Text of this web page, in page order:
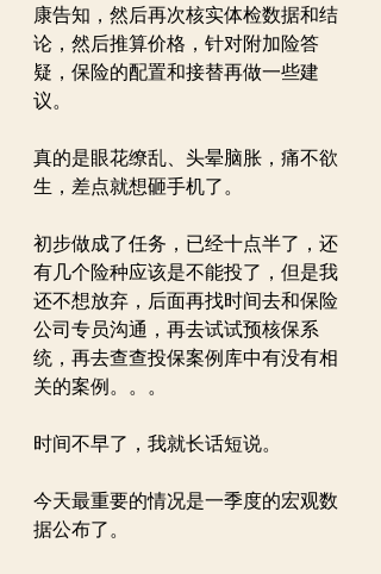
康告知，然后再次核实体检数据和结
论，然后推算价格，针对附加险答
疑，保险的配置和接替再做一些建
议。
真的是眼花缭乱、头晕脑胀，痛不欲
生，差点就想砸手机了。
初步做成了任务，已经十点半了，还
有几个险种应该是不能投了，但是我
还不想放弃，后面再找时间去和保险
公司专员沟通，再去试试预核保系
统，再去查查投保案例库中有没有相
关的案例。。。
时间不早了，我就长话短说。
今天最重要的情况是一季度的宏观数
据公布了。